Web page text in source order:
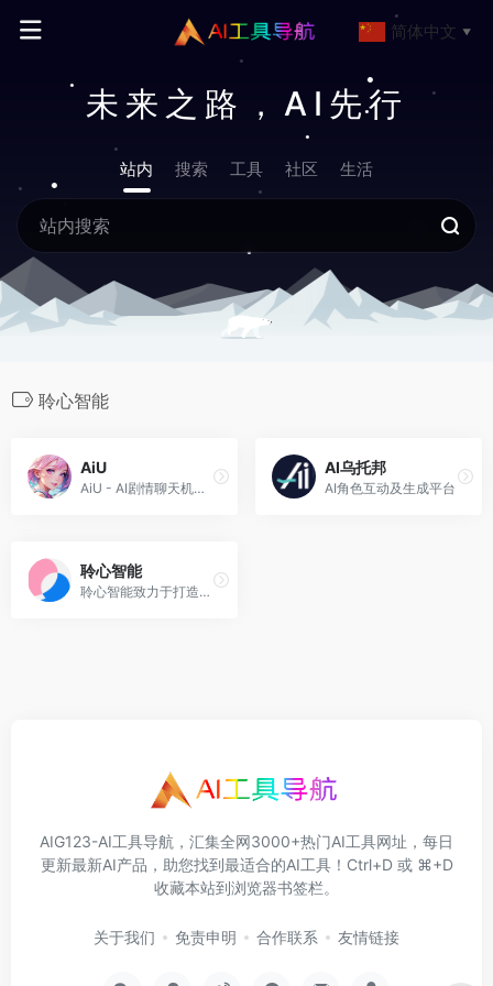
未来之路，AI先行
站内 搜索 工具 社区 生活
聆心智能
AiU
AiU - AI剧情聊天机器人 &amp; 虚拟恋人陪伴
AI乌托邦
AI角色互动及生成平台
聆心智能
聆心智能致力于打造可控、可配置、安全的“超拟人大模型”，构造有知识、有个性、有风格的类人智能体。
AIG123-AI工具导航，汇集全网3000+热门AI工具网址，每日
更新最新AI产品，助您找到最适合的AI工具！Ctrl+D 或 ⌘+D
收藏本站到浏览器书签栏。
关于我们 免责申明 合作联系 友情链接
简体中文 ▼